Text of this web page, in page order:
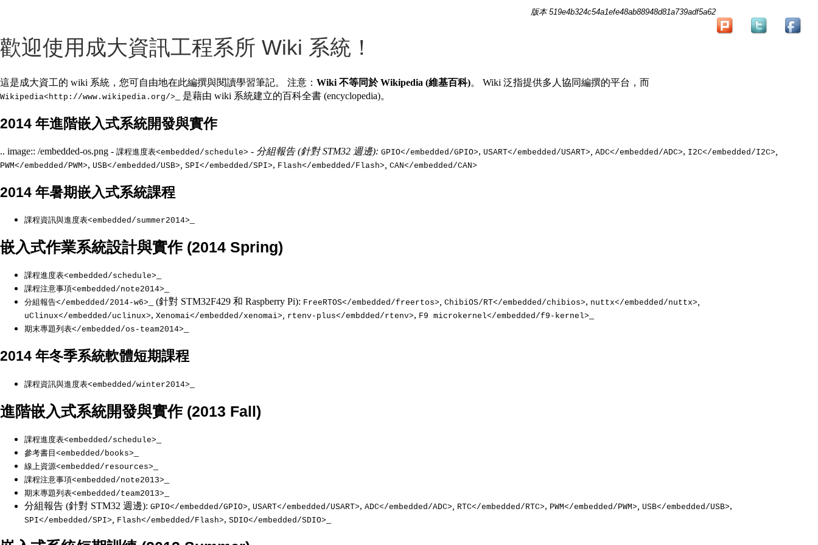
版本 519e4b324c54a1efe48ab88948d81a739adf5a62
歡迎使用成大資訊工程系所 Wiki 系統！
這是成大資工的 wiki 系統，您可自由地在此編撰與閱讀學習筆記。 注意： Wiki 不等同於 Wikipedia (維基百科)。 Wiki 泛指提供多人協同編撰的平台，而
Wikipedia<http://www.wikipedia.org/> _ 是藉由 wiki 系統建立的百科全書 (encyclopedia)。
2014 年進階嵌入式系統開發與實作
.. image:: /embedded-os.png - 課程進度表<embedded/schedule> - 分組報告 (針對 STM32 週邊): GPIO</embedded/GPIO>, USART</embedded/USART> ADC</embedded/ADC>, I2C</embedded/I2C>
PWM</embedded/PWM>, USB</embedded/USB> SPI</embedded/SPI>, Flash</embedded/Flash> CAN</embedded/CAN>
2014 年暑期嵌入式系統課程
課程資訊與進度表<embedded/summer2014>
嵌入式作業系統設計與實作 (2014 Spring)
課程進度表<embedded/schedule>
課程注意事項<embedded/note2014>
分組報告</embedded/2014-w6> _ (針對 STM32F429 和 Raspberry Pi): FreeRTOS</embedded/freertos>, ChibiOS/RT</embedded/chibios>, nuttx</embedded/nuttx>,
uClinux</embedded/uclinux>, Xenomai</embedded/xenomai>, rtenv-plus</embdded/rtenv>, F9 microkernel</embedded/f9-kernel>
期末專題列表</embedded/os-team2014>
2014 年冬季系統軟體短期課程
課程資訊與進度表<embedded/winter2014>
進階嵌入式系統開發與實作 (2013 Fall)
課程進度表<embedded/schedule>
參考書目<embedded/books>
線上資源<embedded/resources>
課程注意事項<embedded/note2013>
期末專題列表<embedded/team2013>
分組報告 (針對 STM32 週邊): GPIO</embedded/GPIO> USART</embedded/USART>, ADC</embedded/ADC> RTC</embedded/RTC>, PWM</embedded/PWM> USB</embedded/USB>,
SPI</embedded/SPI> Flash</embedded/Flash>, SDIO</embedded/SDIO>